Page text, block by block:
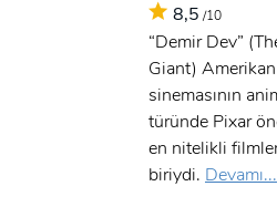
8,5 /10
“Demir Dev”
Giant) Amerikan
sinemasının
türünde Pixar
en nitelikli
biriydi. Devamı...